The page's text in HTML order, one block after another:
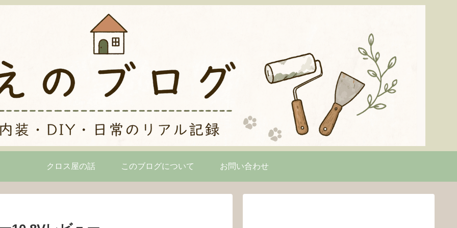
クロス屋の話 このブログについて お問い合わせ